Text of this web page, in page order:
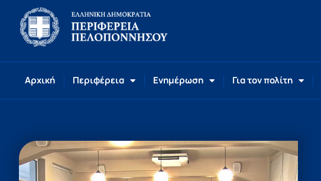
Αρχική Περιφέρεια Ενημέρωση Για τον πολίτη